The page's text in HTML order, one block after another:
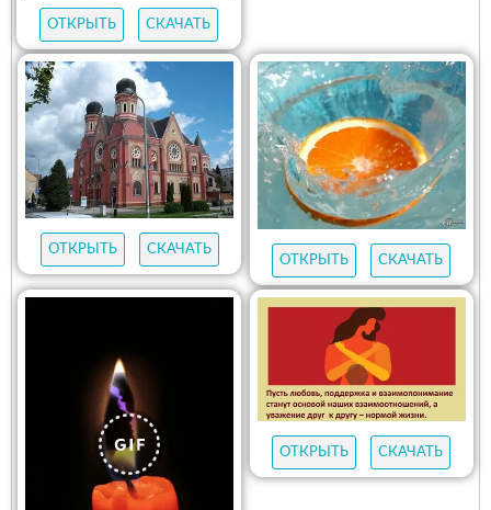
ОТКРЫТЬ СКАЧАТЬ
ОТКРЫТЬ СКАЧАТЬ
ОТКРЫТЬ СКАЧАТЬ
ОТКРЫТЬ СКАЧАТЬ